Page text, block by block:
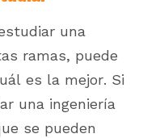
una
ramas, puede
es la mejor. Si
una ingeniería
se pueden